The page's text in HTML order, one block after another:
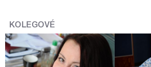
KOLEGOVÉ